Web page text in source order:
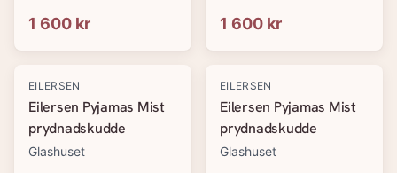
1 600 kr 1 600 kr
EILERSEN
Eilersen Pyjamas Mist
prydnadskudde
Glashuset
EILERSEN
Eilersen Pyjamas Mist
prydnadskudde
Glashuset